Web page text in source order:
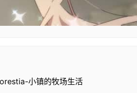
小镇的牧场生活